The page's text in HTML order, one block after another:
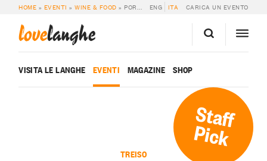
HOME » EVENTI »WINE & FOOD » PORTE APERTE IN CANTINA PER VINUM ENG ITA CARICA UN EVENTO
lovelanghe
VISITA LE LANGHE EVENTI MAGAZINE SHOP
Staff
Pick
TREISO